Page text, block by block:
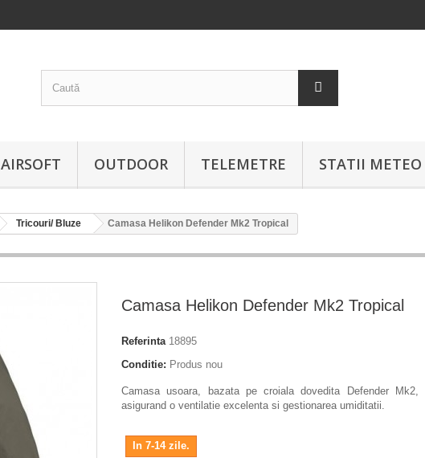
AIRSOFT OUTDOOR TELEMETRE STATII METEO
Tricouri/ Bluze Camasa Helikon Defender Mk2 Tropical
Camasa Helikon Defender Mk2 Tropical
Referinta 18895
Conditie: Produs nou
Camasa usoara, bazata pe croiala dovedita Defender Mk2,
asigurand o ventilatie excelenta si gestionarea umiditatii.
In 7-14 zile.